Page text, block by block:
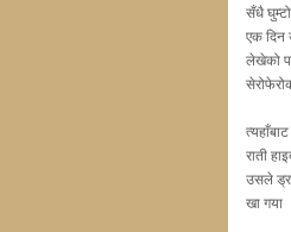
सँधै
एक दिन
लेखेको
राती
उसले
खा गया